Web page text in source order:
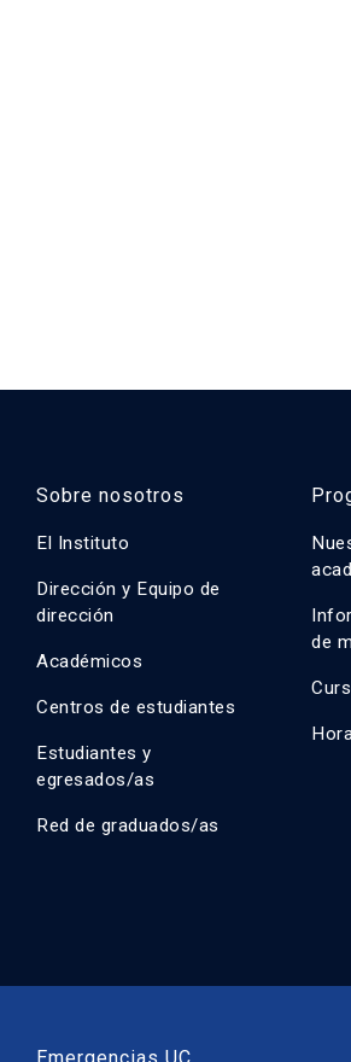
Sobre nosotros
El Instituto
Dirección y Equipo de
dirección
Académicos
Centros de estudiantes
Estudiantes y
egresados/as
Red de graduados/as
de